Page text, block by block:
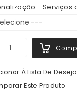
- Serviços
À Lista De
Este Produto